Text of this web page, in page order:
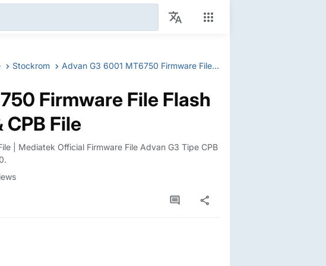
Stockrom Advan G3 6001 MT6750 Firmware File Flash StockROM Scatter & CPB File
Firmware File Flash
File
| Mediatek Official Firmware File Advan G3 Tipe CPB